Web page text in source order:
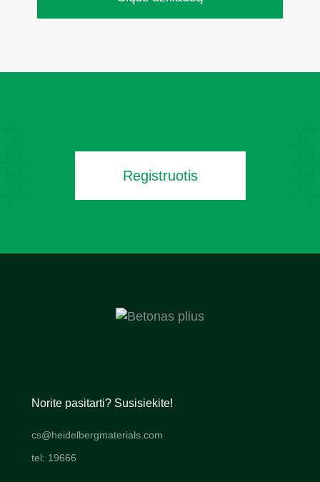
Registruotis
Norite pasitarti? Susisiekite!
cs@heidelbergmaterials.com
tel: 19666